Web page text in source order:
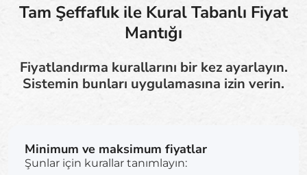
Tam Şeffaflık ile Kural Tabanlı Fiyat
Mantığı
Fiyatlandırma kurallarını bir kez ayarlayın.
Sistemin bunları uygulamasına izin verin.
Minimum ve maksimum fiyatlar
Şunlar için kurallar tanımlayın: